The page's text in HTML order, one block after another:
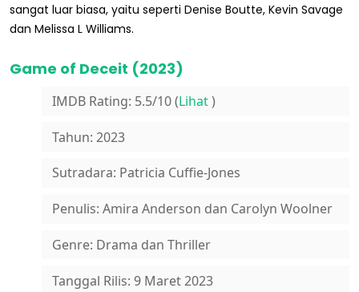
sangat luar biasa, yaitu seperti Denise Boutte, Kevin Savage
dan Melissa L Williams.
Game of Deceit (2023)
IMDB Rating: 5.5/10 (Lihat)
Tahun: 2023
Sutradara: Patricia Cuffie-Jones
Penulis: Amira Anderson dan Carolyn Woolner
Genre: Drama dan Thriller
Tanggal Rilis: 9 Maret 2023